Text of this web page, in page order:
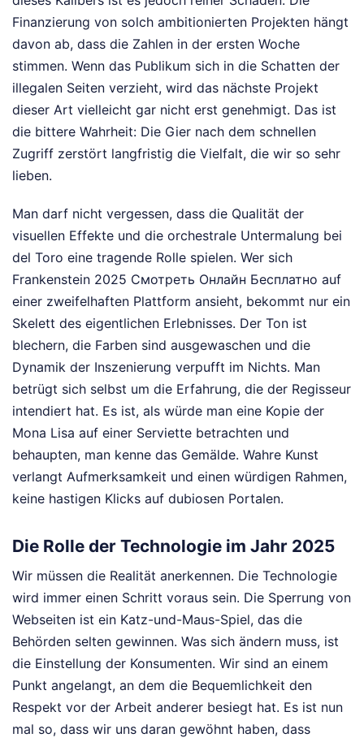
Finanzierung von solch ambitionierten Projekten hängt
davon ab, dass die Zahlen in der ersten Woche
stimmen. Wenn das Publikum sich in die Schatten der
illegalen Seiten verzieht, wird das nächste Projekt
dieser Art vielleicht gar nicht erst genehmigt. Das ist
die bittere Wahrheit: Die Gier nach dem schnellen
Zugriff zerstört langfristig die Vielfalt, die wir so sehr
lieben.
Man darf nicht vergessen, dass die Qualität der
visuellen Effekte und die orchestrale Untermalung bei
del Toro eine tragende Rolle spielen. Wer sich
Frankenstein 2025 Смотреть Онлайн Бесплатно auf
einer zweifelhaften Plattform ansieht, bekommt nur ein
Skelett des eigentlichen Erlebnisses. Der Ton ist
blechern, die Farben sind ausgewaschen und die
Dynamik der Inszenierung verpufft im Nichts. Man
betrügt sich selbst um die Erfahrung, die der Regisseur
intendiert hat. Es ist, als würde man eine Kopie der
Mona Lisa auf einer Serviette betrachten und
behaupten, man kenne das Gemälde. Wahre Kunst
verlangt Aufmerksamkeit und einen würdigen Rahmen,
keine hastigen Klicks auf dubiosen Portalen.
Die Rolle der Technologie im Jahr 2025
Wir müssen die Realität anerkennen. Die Technologie
wird immer einen Schritt voraus sein. Die Sperrung von
Webseiten ist ein Katz-und-Maus-Spiel, das die
Behörden selten gewinnen. Was sich ändern muss, ist
die Einstellung der Konsumenten. Wir sind an einem
Punkt angelangt, an dem die Bequemlichkeit den
Respekt vor der Arbeit anderer besiegt hat. Es ist nun
mal so, dass wir uns daran gewöhnt haben, dass